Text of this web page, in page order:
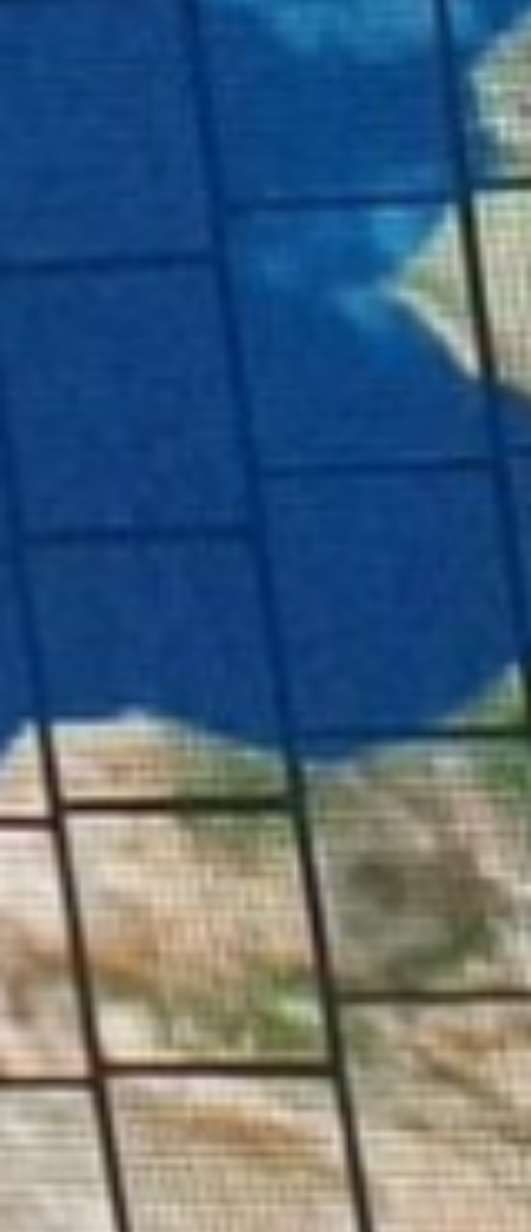
Dans le secteur horloger, plusieurs plateformes spécialisées
illustrent également la montée des circuits